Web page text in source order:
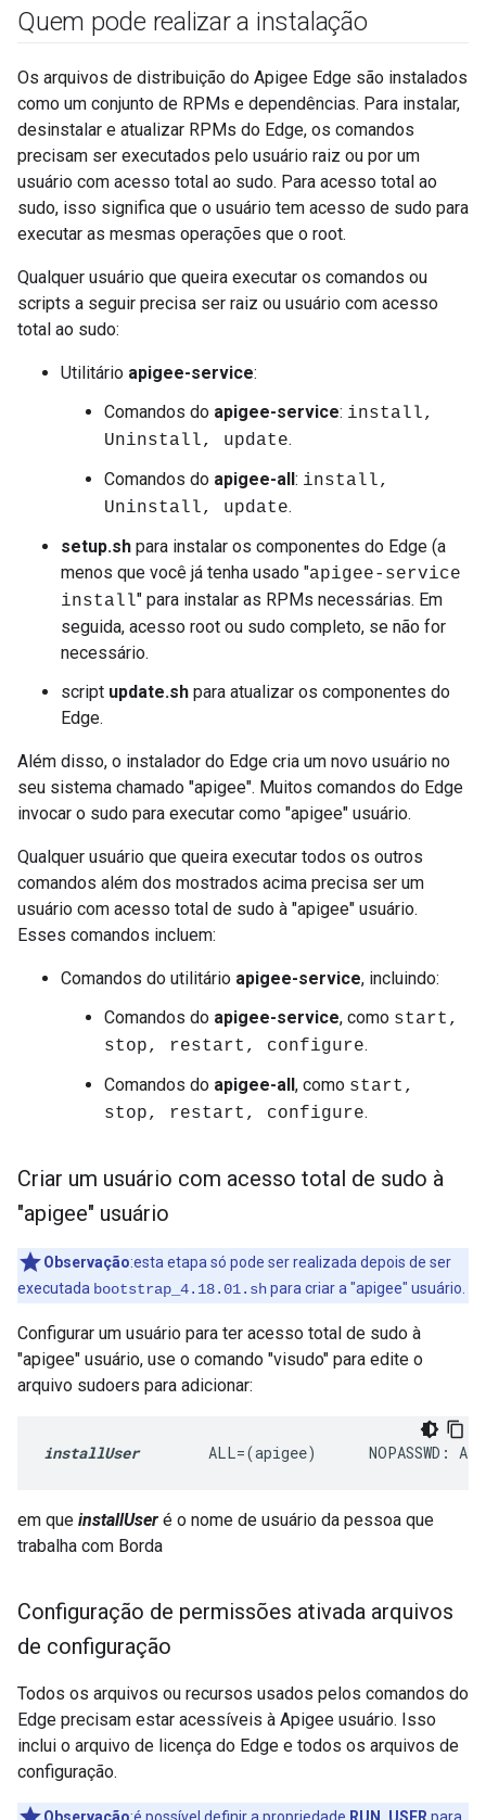
Quem pode realizar a instalação
Os arquivos de distribuição do Apigee Edge são instalados
como um conjunto de RPMs e dependências. Para instalar,
desinstalar e atualizar RPMs do Edge, os comandos
precisam ser executados pelo usuário raiz ou por um
usuário com acesso total ao sudo. Para acesso total ao
sudo, isso significa que o usuário tem acesso de sudo para
executar as mesmas operações que o root.
Qualquer usuário que queira executar os comandos ou
scripts a seguir precisa ser raiz ou usuário com acesso
total ao sudo:
Utilitário apigee-service:
Comandos do apigee-service: install,
Uninstall, update.
Comandos do apigee-all: install,
Uninstall, update.
setup.sh para instalar os componentes do Edge (a
menos que você já tenha usado "apigee-service
install" para instalar as RPMs necessárias. Em
seguida, acesso root ou sudo completo, se não for
necessário.
script update.sh para atualizar os componentes do
Edge.
Além disso, o instalador do Edge cria um novo usuário no
seu sistema chamado "apigee". Muitos comandos do Edge
invocar o sudo para executar como "apigee" usuário.
Qualquer usuário que queira executar todos os outros
comandos além dos mostrados acima precisa ser um
usuário com acesso total de sudo à "apigee" usuário.
Esses comandos incluem:
Comandos do utilitário apigee-service, incluindo:
Comandos do apigee-service, como start,
stop, restart, configure.
Comandos do apigee-all, como start,
stop, restart, configure.
Criar um usuário com acesso total de sudo à
"apigee" usuário
Observação:esta etapa só pode ser realizada depois de ser
executada bootstrap_4. 18.01.shpara criar a "apigee" usuário.
Configurar um usuário para ter acesso total de sudo à
"apigee" usuário, use o comando "visudo" para edite o
arquivo sudoers para adicionar:
installUser
        ALL=(apigee)      NOPASSWD: ALL
em que installUser é o nome de usuário da pessoa que
trabalha com Borda
Configuração de permissões ativada arquivos
de configuração
Todos os arquivos ou recursos usados pelos comandos do
Edge precisam estar acessíveis à Apigee usuário. Isso
inclui o arquivo de licença do Edge e todos os arquivos de
configuração.